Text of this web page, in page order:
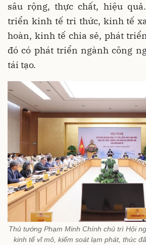
sâu rộng, thực chất, hiệu
triển kinh tế tri thức, kinh tế
hoàn, kinh tế chia sẻ, phát
đó có phát triển ngành công
tái tạo.
Thủ tướng Phạm Minh Chính chủ trì Hội
kinh tế vĩ mô, kiểm soát lạm phát, thúc